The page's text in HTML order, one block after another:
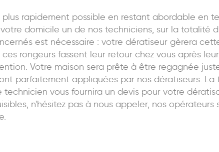
plus rapidement possible en restant abordable en
domicile un de nos techniciens, sur la totalité
est nécessaire : votre dératiseur gèrera
rongeurs fassent leur retour chez vous après
Votre maison sera prête à être regagnée
parfaitement appliquées par nos dératiseurs.
vous fournira un devis pour votre
n'hésitez pas à nous appeler, nos